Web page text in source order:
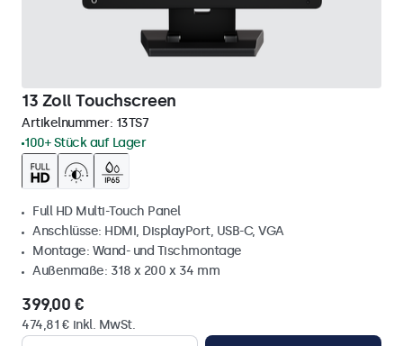
13 Zoll Touchscreen
Artikelnummer: 13TS7
100+ Stück auf Lager
Full HD Multi-Touch Panel
Anschlüsse: HDMI, DisplayPort, USB-C, VGA
Montage: Wand- und Tischmontage
Außenmaße: 318 x 200 x 34 mm
399,00 €
474,81 € inkl. MwSt.